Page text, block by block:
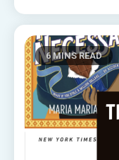
6 MINS READ